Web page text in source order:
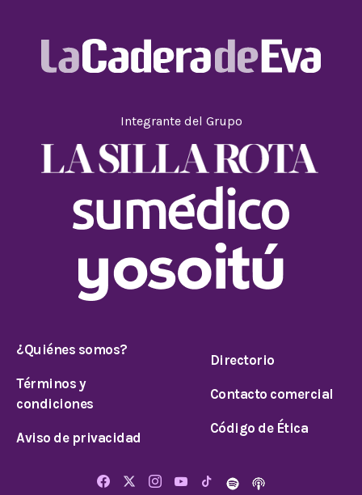
Integrante del Grupo
¿Quiénes somos?
Términos y
condiciones
Aviso de privacidad
Directorio
Contacto comercial
Código de Ética